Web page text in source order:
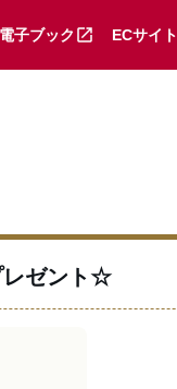
電子ブック open_in_new ECサイト
レゼント☆